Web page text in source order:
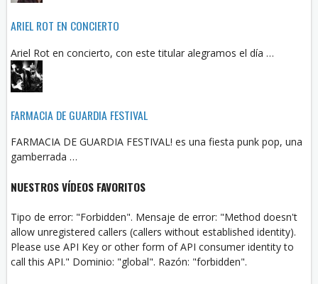
ARIEL ROT EN CONCIERTO
Ariel Rot en concierto, con este titular alegramos el día …
FARMACIA DE GUARDIA FESTIVAL
FARMACIA DE GUARDIA FESTIVAL! es una fiesta punk pop, una
gamberrada …
NUESTROS VÍDEOS FAVORITOS
Tipo de error: "Forbidden". Mensaje de error: "Method doesn't
allow unregistered callers (callers without established identity).
Please use API Key or other form of API consumer identity to
call this API." Dominio: "global". Razón: "forbidden".